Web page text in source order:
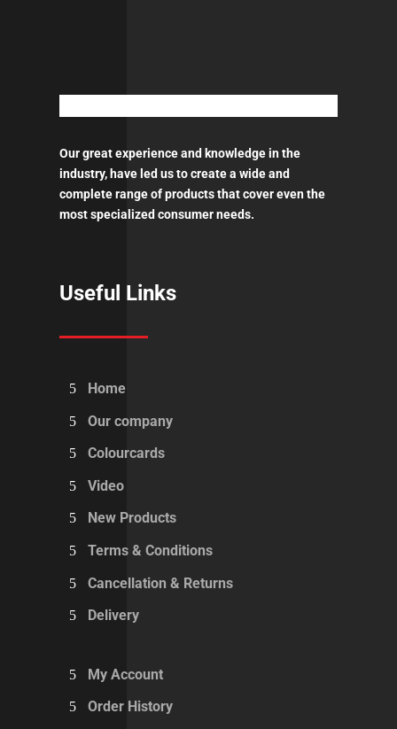
Our great experience and knowledge in the
industry, have led us to create a wide and
complete range of products that cover even the
most specialized consumer needs.
Useful Links
Home
Our company
Colourcards
Video
New Products
Terms & Conditions
Cancellation & Returns
Delivery
My Account
Order History